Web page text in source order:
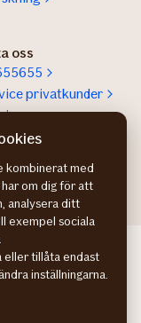
oss
privatkunder
kombinerat med
om dig för att
analysera ditt
exempel sociala
eller tillåta endast
inställningarna.